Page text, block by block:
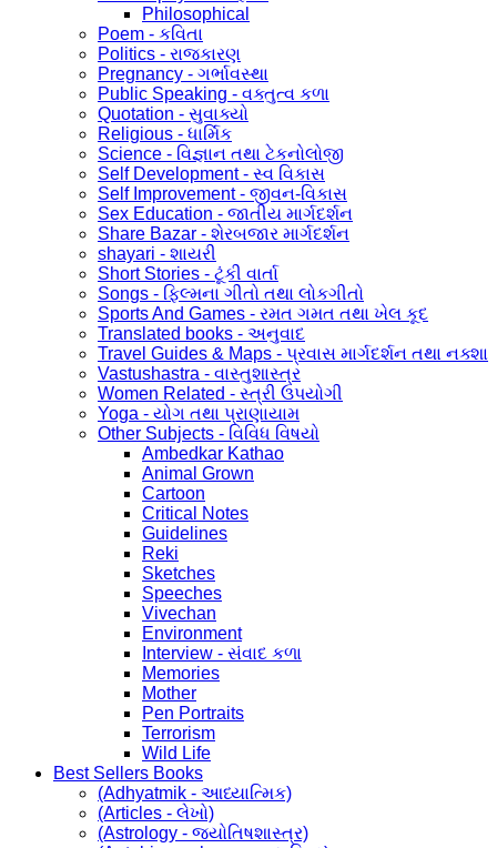
Philosophical
Poem - કવિતા
Politics - રાજકારણ
Pregnancy - ગર્ભાવસ્થા
Public Speaking - વક્તુત્વ કળા
Quotation - સુવાક્યો
Religious - ધાર્મિક
Science - વિજ્ઞાન તથા ટેકનોલોજી
Self Development - સ્વ વિકાસ
Self Improvement - જીવન-વિકાસ
Sex Education - જાતીય માર્ગદર્શન
Share Bazar - શેરબજાર માર્ગદર્શન
shayari - શાયરી
Short Stories - ટૂંકી વાર્તા
Songs - ફિલ્મના ગીતો તથા લોકગીતો
Sports And Games - રમત ગમત તથા ખેલ કૂદ
Translated books - અનુવાદ
Travel Guides & Maps - પ્રવાસ માર્ગદર્શન તથા નક્શા
Vastushastra - વાસ્તુશાસ્ત્ર
Women Related - સ્ત્રી ઉપયોગી
Yoga - યોગ તથા પ્રાણાયામ
Other Subjects - વિવિધ વિષયો
Ambedkar Kathao
Animal Grown
Cartoon
Critical Notes
Guidelines
Reki
Sketches
Speeches
Vivechan
Environment
Interview - સંવાદ કળા
Memories
Mother
Pen Portraits
Terrorism
Wild Life
Best Sellers Books
(Adhyatmik - આધ્યાત્મિક)
(Articles - લેખો)
(Astrology - જ્યોતિષશાસ્ત્ર)